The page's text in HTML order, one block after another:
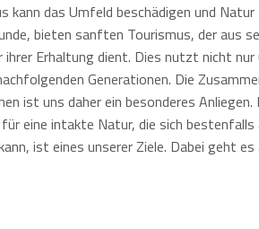
kann das Umfeld beschädigen und
bieten sanften Tourismus, der aus
ihrer Erhaltung dient. Dies nutzt nicht nur
Generationen. Die
ist uns daher ein besonderes
eine intakte Natur, die sich bestenfalls
ist eines unserer Ziele. Dabei geht es